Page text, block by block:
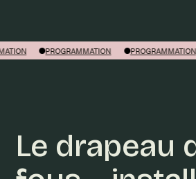
PROGRAMMATION PROGRAMMATION
Le drapeau